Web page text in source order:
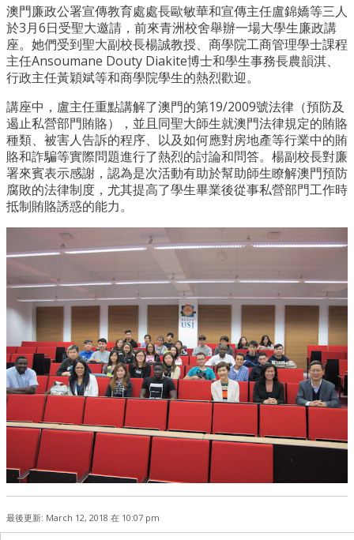
澳門廉政公署宣傳教育處處長歐敏華和宣傳主任盧錦嬌等三人
於3月6日受聖大邀請，前來青洲校舍舉辦一場大學生廉政講
座。她們受到聖大副校長楊誠教授、商學院工商管理學士課程
主任Ansoumane Douty Diakite博士和學生事務長農韻淇、
行政主任黃穎斌等和商學院學生的熱烈歡迎。
講座中，盧主任重點講解了澳門的第19/2009號法律（預防及
遏止私營部門賄賂），並且同聖大師生就澳門法律規定的賄賂
種類、被害人告訴的程序、以及如何應對房地產等行業中的賄
賂和詐騙等實際問題進行了熱烈的討論和問答。楊副校長對廉
署來賓表示感謝，認為是次活動有助於幫助師生瞭解澳門預防
腐敗的法律制度，尤其提高了學生畢業後從事私營部門工作時
抵制賄賂誘惑的能力。
最後更新: March 12, 2018 在 10:07 pm